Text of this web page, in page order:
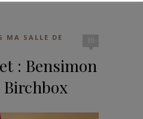
10
MA SALLE DE
: Bensimon